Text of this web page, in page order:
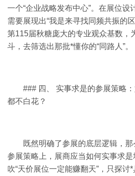
一个“企业战略发布中心”。在展位设
需要展现出“我是来寻找同频共振的
第115届秋糖庞大的专业观众基数，
斗，去筛选出那批*懂你的“同路人”。
### 四、 实事求是的参展策略
都不白花？
既然明确了参展的底层逻辑，
参展策略上，展商应当如何实事求
吹“天价展位一定能赚翻天”，只探讨